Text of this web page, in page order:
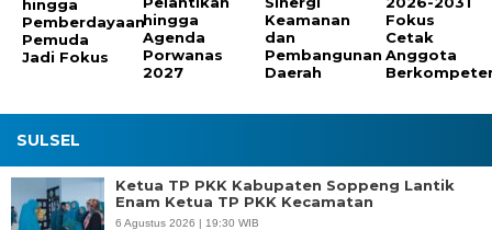
hingga
Pemberdayaan
Pemuda
Jadi Fokus
hingga
Agenda
Porwanas
2027
Keamanan
dan
Pembangunan
Daerah
Fokus
Cetak
Anggota
SULSEL
Ketua TP PKK Kabupaten Soppeng Lantik
Enam Ketua TP PKK Kecamatan
6 Agustus 2026 | 19:30 WIB